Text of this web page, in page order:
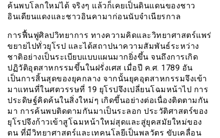
ค้นพบโลกใหม่ได้ จริงๆ แล้วก็เคยเป็นดินแดนของชาว
อินเดียนแดงและชาวอินคามาก่อนนับจำเนียรกาล
การฟื้นฟูศิลปวิทยาการ ทางความคิดและวิทยาศาสตร์แพร่
ขยายไปทั่วยุโรป และได้สถาปนาความสัมพันธ์ระหว่าง
ชาติอย่างเป็นระเบียบแบบแผนมากยิ่งขึ้น จนถึงการเกิด
ปฏิวัติอุตสาหกรรมขึ้นในฝรั่งเศส เมื่อปี ค.ศ. 1789 อัน
เป็นการสิ้นสุดของยุคกลาง จากนั้นยุคอุตสาหกรรมจึงเข้า
มาแทนที่ในศตวรรษที่ 19 ยุโรปจึงเปลี่ยนโฉมหน้าไป การ
ประดิษฐ์คิดค้นในสิ่งใหม่ๆ เกิดขึ้นอย่างต่อเนื่องติดตามกัน
มา การค้นพบติดตามกันมาเป็นระลอก ประวัติศาสตร์ของ
ยุโรปจึงก้าวเข้าสูโฉมหน้าใหม่สุดและสู่ยุคสมัยใหม่ของ
ตน ที่มีวิทยาศาสตร์และเทคนโลยีเป็นพลวัตร ขับเคลื่อน